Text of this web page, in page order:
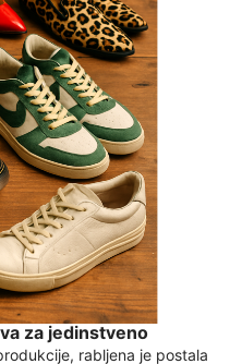
za jedinstveno
rabljena je postala